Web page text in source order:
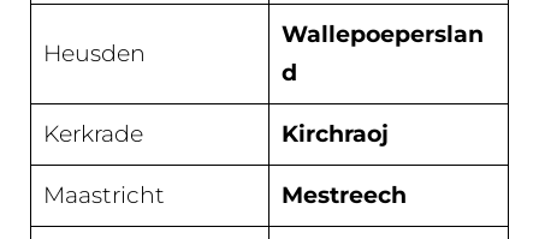
Heusden
Wallepoeperslan
d
Kerkrade Kirchraoj
Maastricht Mestreech